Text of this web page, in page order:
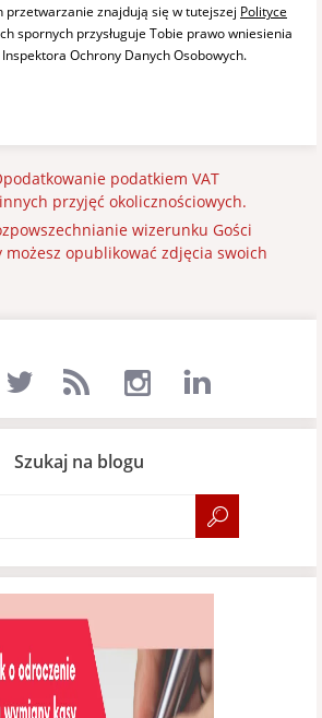
przetwarzanie znajdują się w tutejszej Polityce
spornych przysługuje Tobie prawo wniesienia
Ochrony Danych Osobowych.
podatkiem VAT
przyjęć okolicznościowych.
wizerunku Gości
opublikować zdjęcia swoich
Szukaj na blogu